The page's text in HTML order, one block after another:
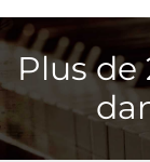
Plus de